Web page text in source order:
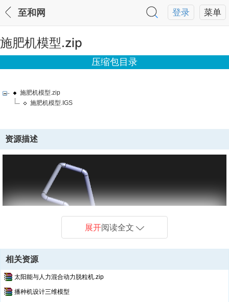
菜单
登录
至和网
施肥机模型.zip
压缩包目录
施肥机模型.zip
施肥机模型.IGS
资源描述
展开阅读全文
相关资源
太阳能与人力混合动力脱粒机.zip
播种机设计三维模型